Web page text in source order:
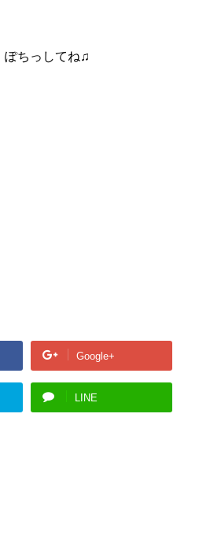
ぽちっしてね♫
Google+
LINE